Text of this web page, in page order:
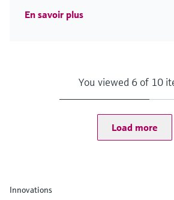
En savoir plus
You viewed 6 of 10
Load more
Innovations